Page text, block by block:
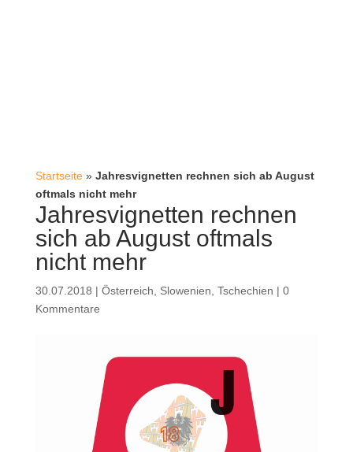
Startseite» Jahresvignetten rechnen sich ab August
oftmals nicht mehr
Jahresvignetten rechnen
sich ab August oftmals
nicht mehr
30.07.2018 | Österreich Slowenien Tschechien | 0
Kommentare